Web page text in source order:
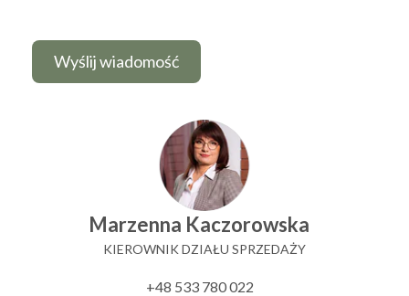
Marzenna Kaczorowska
KIEROWNIK DZIAŁU SPRZEDAŻY
+48 533 780 022